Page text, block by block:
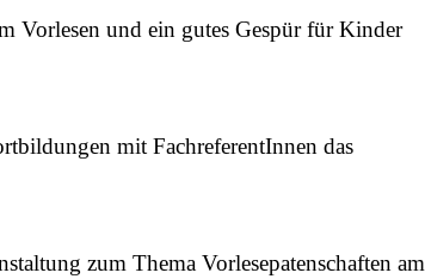
Vorlesen und ein gutes Gespür für Kinder
mit FachreferentInnen das
zum Thema Vorlesepatenschaften am